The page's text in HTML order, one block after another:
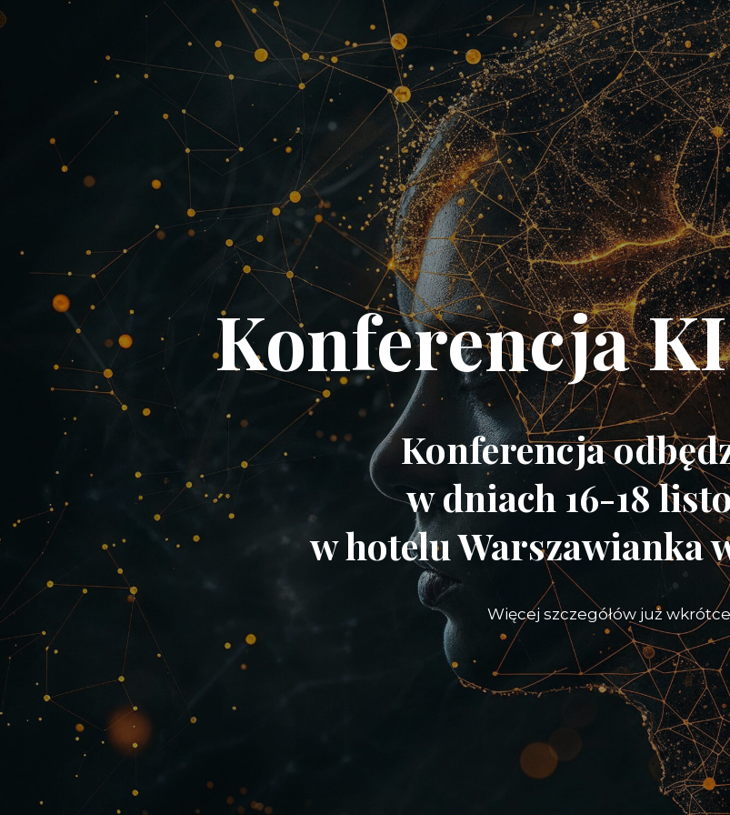
Konferencja
Konferencja
w dniach 16-18
w hotelu Warszawianka
Więcej szczegółów już